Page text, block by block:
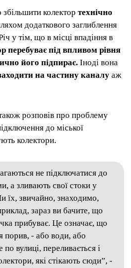
колектор технічно
додаткового заглиблення
у тім, що в місці впадіння в
перебуває під впливом рівня
його підпирає. Іноді вона
на частину каналу аж
розповів про проблему
до міської
колектори.
не підключатися до
а зливають свої стоки у
їх, звичайно, знаходимо,
зараз ви бачите, що
прибуває. Це означає, що
порив, - або води, або
по вулиці, переливається і
які стікають сюди”, -